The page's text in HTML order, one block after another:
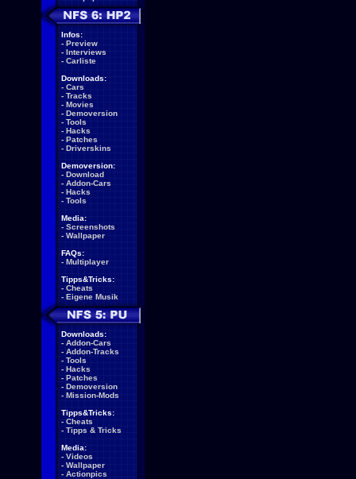
Infos:
- Preview
- Interviews
- Carliste
Downloads:
- Cars
- Tracks
- Movies
- Demoversion
- Tools
- Hacks
- Patches
- Driverskins
Demoversion:
- Download
- Addon-Cars
- Hacks
- Tools
Media:
- Screenshots
- Wallpaper
FAQs:
- Multiplayer
Tipps&Tricks:
- Cheats
- Eigene Musik
Downloads:
- Addon-Cars
- Addon-Tracks
- Tools
- Hacks
- Patches
- Demoversion
- Mission-Mods
Tipps&Tricks:
- Cheats
- Tipps & Tricks
Media:
- Videos
- Wallpaper
- Actionpics